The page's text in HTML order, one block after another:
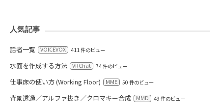
人気記事
話者一覧 VOICEVOX 411 件のビュー
水面を作成する方法 VRChat 74 件のビュー
仕事床の使い方 (Working Floor) MME 50 件のビュー
背景透過／アルファ抜き／クロマキー合成 MMD 49 件のビュー